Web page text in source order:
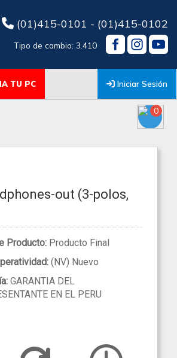
(01)415-0101 - (01)415-0102
Tipo de cambio: 3.410
TU PC Iniciar Sesión
0
out (3-polos,
Producto:Producto Final
(NV) Nuevo
GARANTIA DEL
EN EL PERU